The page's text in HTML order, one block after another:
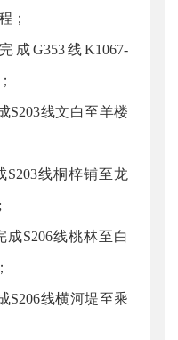
；
成G353线K1067-
S203线文白至羊楼
S203线桐梓铺至龙
成S206线桃林至白
S206线横河堤至乘